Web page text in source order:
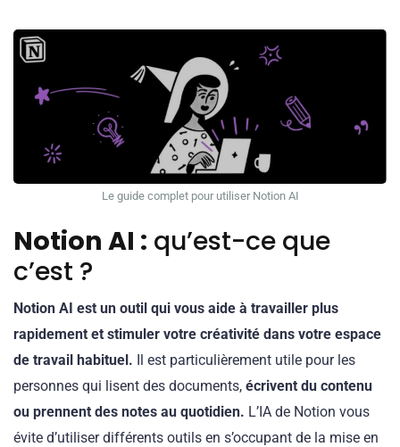
Le guide complet pour utiliser Notion AI
Notion AI : qu’est-ce que
c’est ?
Notion AI est un outil qui vous aide à travailler plus
rapidement et stimuler votre créativité dans votre espace
de travail habituel. Il est particulièrement utile pour les
personnes qui lisent des documents, écrivent du contenu
ou prennent des notes au quotidien. L’IA de Notion vous
évite d’utiliser différents outils en s’occupant de la mise en